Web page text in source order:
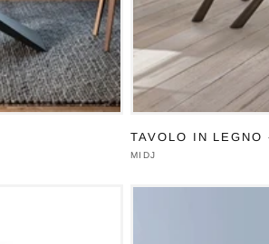
TAVOLO IN LEGNO
Produttore:
MIDJ